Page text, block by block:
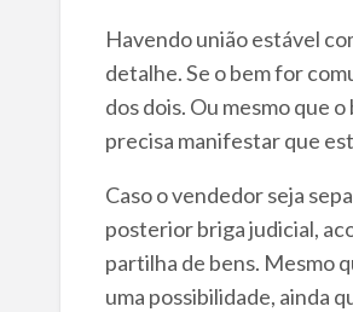
Havendo união estável
detalhe. Se o bem for
dos dois. Ou mesmo que
precisa manifestar que
Caso o vendedor seja
posterior briga judicial,
partilha de bens. Mesmo
uma possibilidade, ainda